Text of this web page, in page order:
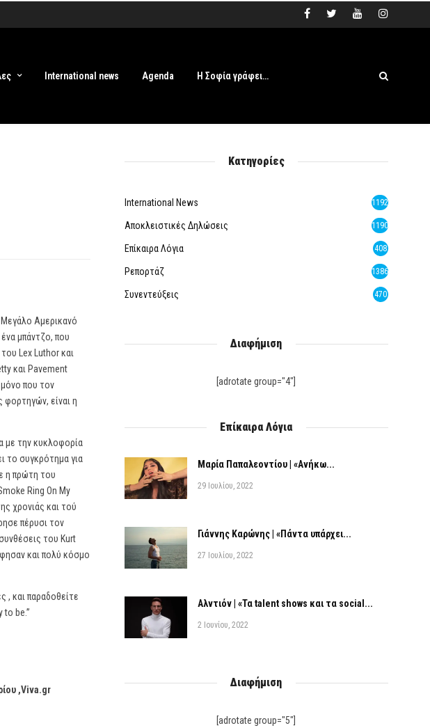
International news Agenda Η Σοφία γράφει…
Μεγάλο Αμερικανό
μπάντζο, που
Lex Luthor και
και Pavement
που τον
είναι η
με την κυκλοφορία
το συγκρότημα για
η πρώτη του
Ring On My
χρονιάς και τού
πέρυσι τον
του Kurt
και πολύ κόσμο
, και παραδοθείτε
to be.”
,Viva.gr
Κατηγορίες
International News 1192
Αποκλειστικές Δηλώσεις 1190
Επίκαιρα Λόγια 408
Ρεπορτάζ 1386
Συνεντεύξεις 470
Διαφήμιση
[adrotate group="4"]
Επίκαιρα Λόγια
Μαρία Παπαλεοντίου | «Ανήκω...
29 Ιουλίου, 2022
Γιάννης Καρώνης | «Πάντα υπάρχει...
27 Ιουλίου, 2022
Αλντιόν | «Τα talent shows και τα social...
2 Ιουνίου, 2022
Διαφήμιση
[adrotate group="5"]